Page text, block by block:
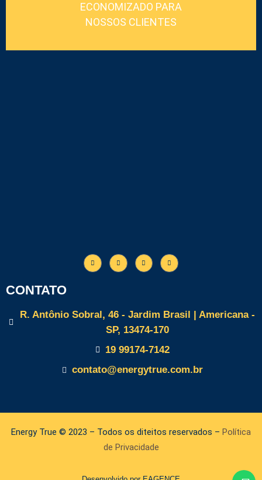
ECONOMIZADO PARA
NOSSOS CLIENTES
CONTATO
R. Antônio Sobral, 46 - Jardim Brasil | Americana -
SP, 13474-170
19 99174-7142
contato@energytrue.com.br
Energy True © 2023 – Todos os diteitos reservados – Política
de Privacidade